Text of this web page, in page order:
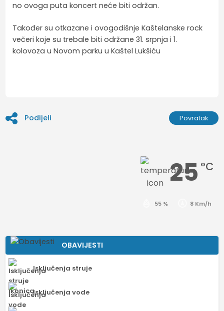
no ovoga puta koncert neće biti održan.
Također su otkazane i ovogodišnje Kaštelanske rock
večeri koje su trebale biti održane 31. srpnja i 1.
kolovoza u Novom parku u Kaštel Lukšiću
Podijeli Povratak
25 °C
55 % 8 Km/h
OBAVIJESTI
Isključenja struje
Isključenja vode